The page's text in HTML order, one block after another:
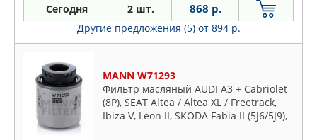
Сегодня 2 шт. 868 р.
Другие предложения (5) от 894 р.
MANN W71293
Фильтр масляный AUDI A3 + Cabriolet
(8P), SEAT Altea / Altea XL / Freetrack,
Ibiza V, Leon II, SKODA Fabia II (5J6/5J9),